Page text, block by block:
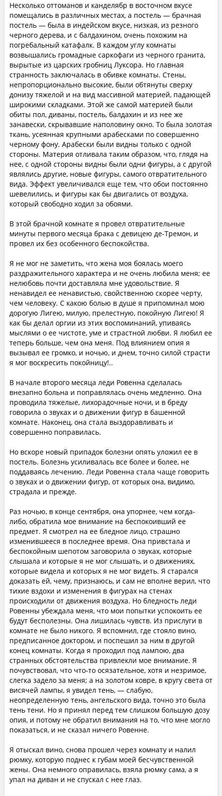
Несколько оттоманов и канделябр в восточном вкусе
помещались в различных местах, а постель — брачная
постель — была в индейском вкусе, низкая, из резного
черного дерева, и с балдахином, очень похожим на
погребальный катафалк. В каждом углу комнаты
возвышались громадные саркофаги из черного гранита,
вырытые из царских гробниц Луксора. Но главная
странность заключалась в обивке комнаты. Стены,
непропорционально высокие, были обтянуты сверху
донизу тяжелой и на вид массивной материей, падающей
широкими складками. Этой же самой материей были
обиты пол, диваны, постель, балдахин и из нее же
занавески, скрывавшие наполовину окно. То была золотая
ткань, усеянная крупными арабесками по совершенно
черному фону. Арабески были видны только с одной
стороны. Материя отливала таким образом, что, глядя на
нее, с одной стороны видны были одни фигуры, а с другой
являлись другие, новые фигуры, самого отвратительного
вида. Эффект увеличивался еще тем, что обои постоянно
шевелились, и фигуры как бы двигались от воздуха,
который свободно ходил за обоями.
В этой брачной комнате я провел отвратительные
минуты первого месяца брака с девицею де-Тремон, и
провел их без особенного беспокойства.
Я не мог не заметить, что жена моя боялась моего
раздражительного характера и не очень любила меня; ее
нелюбовь почти доставляла мне удовольствие. Я
ненавидел ее ненавистью, свойственною скорее черту,
чем человеку. С какою болью в душе я припоминал мою
дорогую Лигею, милую, прелестную, покойную Лигею! Я
как бы делал оргии из этих воспоминаний, упиваясь
мыслями о ее чистоте, уме и страстной любви. Я любил ее
теперь больше, чем она меня. Под влиянием опия я
вызывал ее громко, и ночью, и днем, точно силой страсти
я мог воскресить покойницу!..
В начале второго месяца леди Ровенна сделалась
внезапно больна и поправлялась очень медленно. Она
проводила тяжелые, лихорадочные ночи, и в бреду
говорила о звуках и о движении фигур в башенной
комнате. Наконец, она стала выздоравливать и
совершенно поправилась.
Но вскоре новый припадок болезни опять уложил ее в
постель. Болезнь усиливалась все более и более, не
поддаваясь лечению. Леди Ровенна стала чаще говорить
о звуках и о движении фигур, от которых она, видимо,
страдала и прежде.
Раз ночью, в конце сентября, она упорнее, чем когда-
либо, обратила мое внимание на беспокоивший ее
предмет. Я смотрел на ее бледное лицо, страшно
изменившееся в последнее время. Она привстала и
беспокойным шепотом заговорила о звуках, которые
слышала и которые я не мог слышать, и о движениях,
которые видела и которых я не мог видеть. Я старался
доказать ей, чему, признаюсь, и сам не вполне верил, что
тихие вздохи и изменения в фигурах на стенах
происходили от движения воздуха. Но бледность леди
Ровенны убеждала меня, что мои попытки успокоить ее
будут бесполезны. Она лишилась чувств. Из прислуги в
комнате не было никого. Я вспомнил, где стояло вино,
предписанное доктором, и поспешил за ним в другой
конец комнаты. Когда я проходил под лампою, два
странных обстоятельства привлекли мое внимание. Я
почувствовал, что что-то осязательное, хотя и незримое,
слегка задело за меня; а на золотом ковре, в кругу света от
висячей лампы, я увидел тень, — слабую,
неопределенную тень, ангельского вида, точно это была
тень тени. Но я принял перед тем слишком большую дозу
опия, и потому не обратил внимания на то, что мне могло
показаться, и не сказал ничего Ровенне.
Я отыскал вино, снова прошел через комнату и налил
рюмку, которую поднес к губам моей бесчувственной
жены. Она немного оправилась, взяла рюмку сама, а я
упал на диван и не спускал с нее глаз.